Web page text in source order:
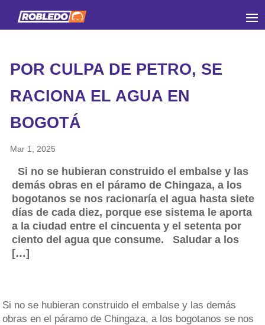
POR CULPA DE PETRO, SE
RACIONA EL AGUA EN
BOGOTÁ
Mar 1, 2025
Si no se hubieran construido el embalse y las
demás obras en el páramo de Chingaza, a los
bogotanos se nos racionaría el agua hasta siete
días de cada diez, porque ese sistema le aporta
a la ciudad entre el cincuenta y el setenta por
ciento del agua que consume. Saludar a los
[…]
Si no se hubieran construido el embalse y las demás
obras en el páramo de Chingaza, a los bogotanos se nos